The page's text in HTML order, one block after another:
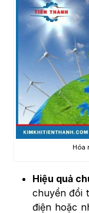
Hóa
Hiệu quả
chuyển đổi
điện hoặc